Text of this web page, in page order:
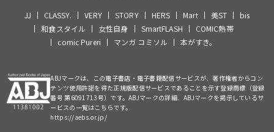
JJ CLASSY. VERY STORY HERS Mart 美ST
bis
和食スタイル
女性自身 SmartFLASH
COMIC熱帯
comic Pureri
マンガ コミソル 本がすき。
ABJマークは、この電子書店・電子書籍配信サービスが、著作権者からコン
テンツ使用許諾を得た正規版配信サービスであることを示す登録商標（登録
番号 第6091713号）です。ABJマークの詳細、ABJマークを掲示しているサ
ービスの一覧はこちらです。
https://aebs.or.jp/